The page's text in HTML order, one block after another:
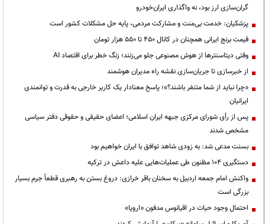
گران‌سازی ارز بود، نه واگذاری ایران‌خودرو
پزشکیان: خدمت بی‌منت و مشارکت مردمی، پایه حل مشکلات کشور است
قیمت‌ برنج ایرانی همچنان در کانال ۴۵۰ تا ۵۵۰ هزار تومان
وقتی دیتاسنترها از هوش مصنوعی جلو می‌زنند؛ زنگ خطر برای اقتصاد AI
از خبرسازی تا جریان‌سازی نقشه راه مدیران هوشمند
«چرا نباید از شما متنفر باشند؟»؛ پاسخ معنادار یک کاربر خارجی به قدرت و توانمندی
ایرانیان
پس از رأی شورای مرکزی جبهه ایران اسلامی؛ اعضای حقیقی و حقوقی دفتر سیاسی
مشخص شدند
بسنت مدعی شد: به زودی شاهد توافق با ایران خواهیم بود
دستگیری ۱۰۴ مظنون طی عملیات‌هایی علیه داعش در ترکیه
واکنش امام جمعه اردبیل به سخنان باقر خرازی: دروغ بستن به رهبری قطعاً جرم بسیار
بزرگی است
احتمال وجود حیات در اقیانوس مدفون «اروپا»